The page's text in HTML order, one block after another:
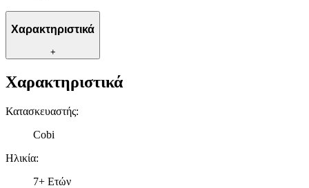
Χαρακτηριστικά
+
Χαρακτηριστικά
Κατασκευαστής:
Cobi
Ηλικία:
7+ Ετών